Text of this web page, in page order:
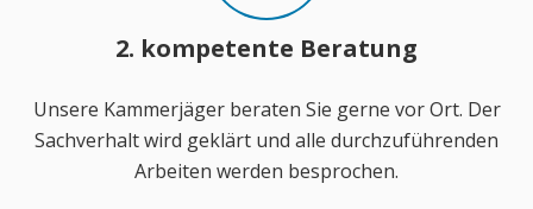
2. kompetente Beratung
Unsere Kammerjäger beraten Sie gerne vor Ort. Der
Sachverhalt wird geklärt und alle durchzuführenden
Arbeiten werden besprochen.